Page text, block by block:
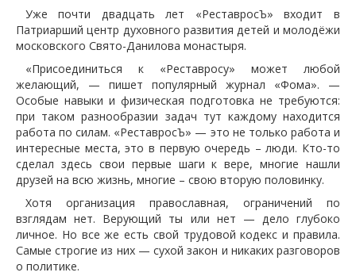
Уже почти двадцать лет «РеставросЪ» входит в
Патриарший центр духовного развития детей и молодёжи
московского Свято-Данилова монастыря.
«Присоединиться к «Реставросу» может любой
желающий, — пишет популярный журнал «Фома». —
Особые навыки и физическая подготовка не требуются:
при таком разнообразии задач тут каждому находится
работа по силам. «РеставросЪ» — это не только работа и
интересные места, это в первую очередь – люди. Кто-то
сделал здесь свои первые шаги к вере, многие нашли
друзей на всю жизнь, многие – свою вторую половинку.
Хотя организация православная, ограничений по
взглядам нет. Верующий ты или нет — дело глубоко
личное. Но все же есть свой трудовой кодекс и правила.
Самые строгие из них — сухой закон и никаких разговоров
о политике.